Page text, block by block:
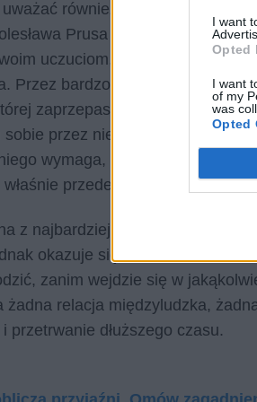
I want
Opted
I want
of my
was
Opted
również na przesadne
Prusa darzył Izabelę
uczuciom,myśląc za pewne,
Przez bardzo długi czas
zaprzepaszczenie nadziei na
przez niego życia. Od
wymaga, że jeszcze
przede wszystkim –
z najbardziej podstawowych
okazuje się równie ważne,
zanim wejdzie się w
żadna relacja międzyludzka,
przetrwanie dłuższego czasu.